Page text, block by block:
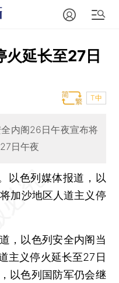
火延长至27日
T中
内阁26日午夜宣布将
日午夜
色列媒体报道，以
加沙地区人道主义停
以色列安全内阁当
主义停火延长至27日
以色列国防军仍会继